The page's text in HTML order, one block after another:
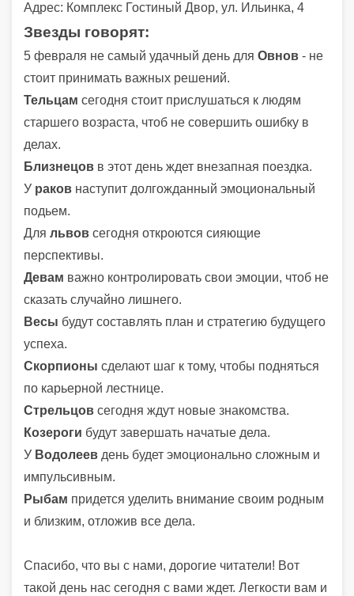
Адрес: Комплекс Гостиный Двор, ул. Ильинка, 4
Звезды говорят:
5 февраля не самый удачный день для Овнов - не
стоит принимать важных решений.
Тельцам сегодня стоит прислушаться к людям
старшего возраста, чтоб не совершить ошибку в
делах.
Близнецов в этот день ждет внезапная поездка.
У раков наступит долгожданный эмоциональный
подьем.
Для львов сегодня откроются сияющие
перспективы.
Девам важно контролировать свои эмоции, чтоб не
сказать случайно лишнего.
Весы будут составлять план и стратегию будущего
успеха.
Скорпионы сделают шаг к тому, чтобы подняться
по карьерной лестнице.
Стрельцов сегодня ждут новые знакомства.
Козероги будут завершать начатые дела.
У Водолеев день будет эмоционально сложным и
импульсивным.
Рыбам придется уделить внимание своим родным
и близким, отложив все дела.
Спасибо, что вы с нами, дорогие читатели! Вот
такой день нас сегодня с вами ждет. Легкости вам и